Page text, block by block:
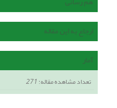
ارجاع به این مقاله
آمار
تعداد مشاهده مقاله:271